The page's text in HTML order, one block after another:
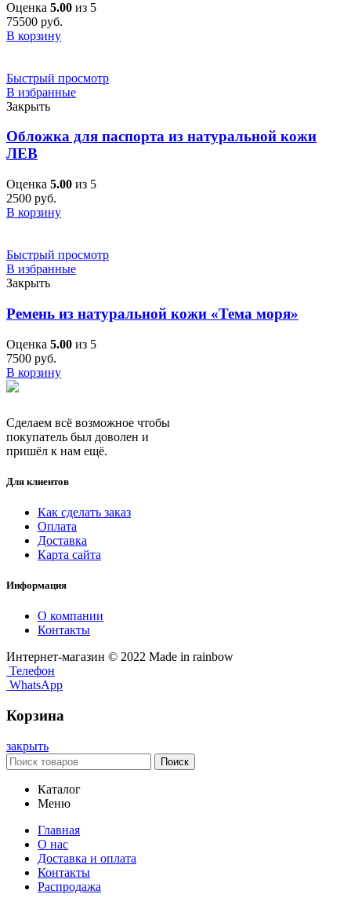
Оценка 5.00 из 5
75500 руб.
В корзину
Быстрый просмотр
В избранные
Закрыть
Обложка для паспорта из натуральной кожи
ЛЕВ
Оценка 5.00 из 5
2500 руб.
В корзину
Быстрый просмотр
В избранные
Закрыть
Ремень из натуральной кожи «Тема моря»
Оценка 5.00 из 5
7500 руб.
В корзину
Сделаем всё возможное чтобы
покупатель был доволен и
пришёл к нам ещё.
Для клиентов
Как сделать заказ
Оплата
Доставка
Карта сайта
Информация
О компании
Контакты
Интернет-магазин © 2022 Made in rainbow
Телефон
WhatsApp
Корзина
закрыть
Поиск
Каталог
Меню
Главная
О нас
Доставка и оплата
Контакты
Распродажа